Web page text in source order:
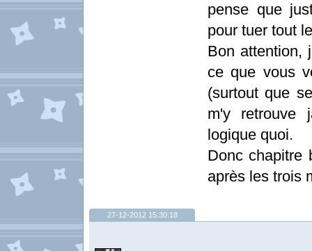
pense que
pour tuer tout
Bon attention,
ce que vous
(surtout que
m'y retrouve
logique quoi.
Donc chapitre
après les trois
27-12-2012 15:30:18